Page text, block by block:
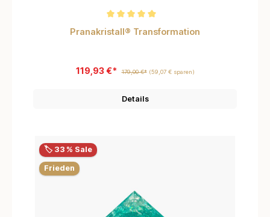
Durchschnittliche Bewertung von 5 von 5 Sternen
Pranakristall® Transformation
119,93 €* 179,00 €* (59,07 € sparen)
Details
🏷️ 33 % Sale
Frieden